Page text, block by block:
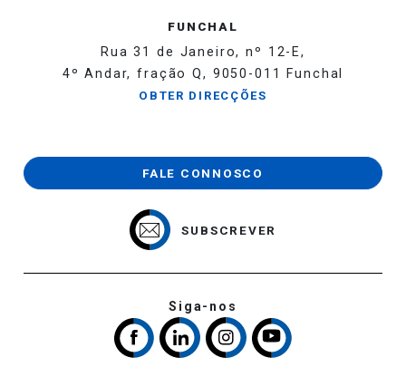
FUNCHAL
Rua 31 de Janeiro, nº 12-E,
4º Andar, fração Q, 9050-011 Funchal
OBTER DIRECÇÕES
FALE CONNOSCO
SUBSCREVER
Siga-nos